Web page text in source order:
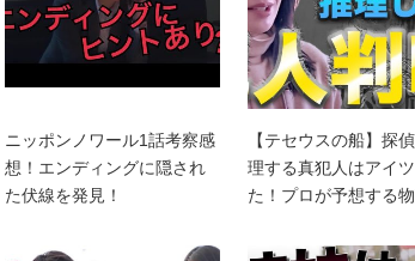
ニッポンノワール1話考察感
想！エンディングに隠され
た伏線を発見！
【テセウスの船】探
理する真犯人はアイ
た！プロが予想する